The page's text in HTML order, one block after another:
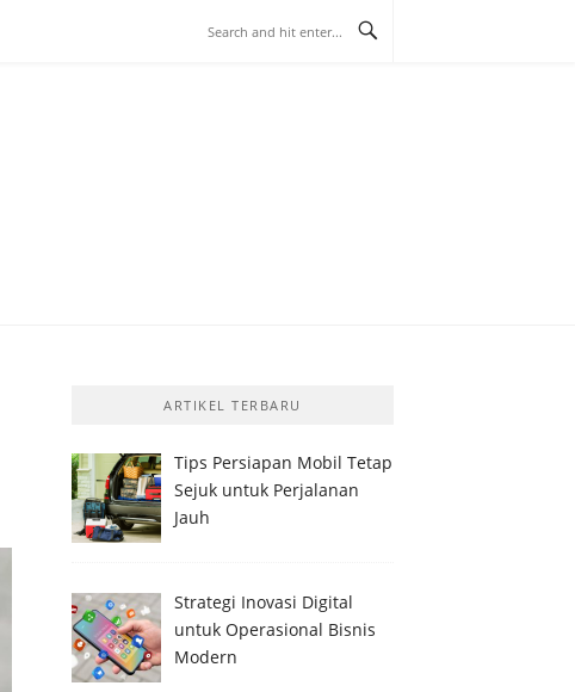
ARTIKEL TERBARU
Tips Persiapan Mobil Tetap
Sejuk untuk Perjalanan
Jauh
Strategi Inovasi Digital
untuk Operasional Bisnis
Modern